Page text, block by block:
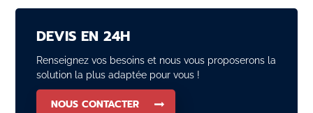
DEVIS EN 24H
Renseignez vos besoins et nous vous proposerons la
solution la plus adaptée pour vous !
NOUS CONTACTER